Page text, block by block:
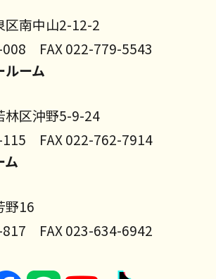
区南中山2-12-2
008 FAX 022-779-5543
ルーム
林区沖野5-9-24
115 FAX 022-762-7914
ム
野16
817 FAX 023-634-6942